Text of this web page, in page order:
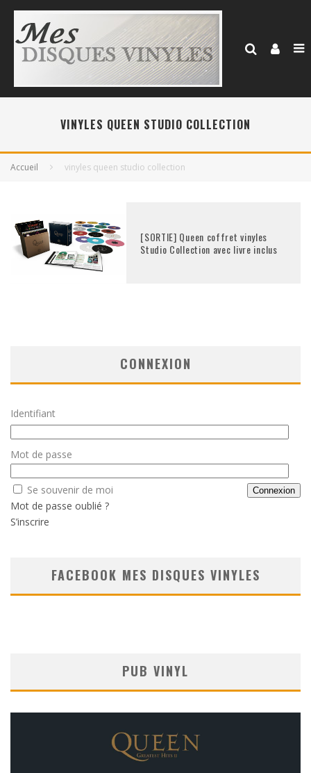
VINYLES QUEEN STUDIO COLLECTION
Accueil vinyles queen studio collection
[SORTIE] Queen coffret vinyles
Studio Collection avec livre inclus
CONNEXION
Identifiant
Mot de passe
Se souvenir de moi
Mot de passe oublié ?
S’inscrire
FACEBOOK MES DISQUES VINYLES
PUB VINYL